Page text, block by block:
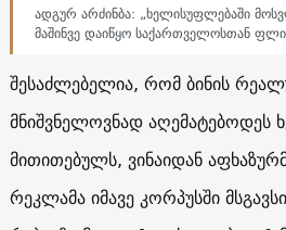
ადგურ არძინბა: „ხელისუფლებაში
მაშინვე დაიწყო საქართველოსთან
შესაძლებელია, რომ ბინის
მნიშვნელოვნად აღემატებოდეს
მითითებულს, ვინაიდან
რეკლამა იმავე კორპუსში